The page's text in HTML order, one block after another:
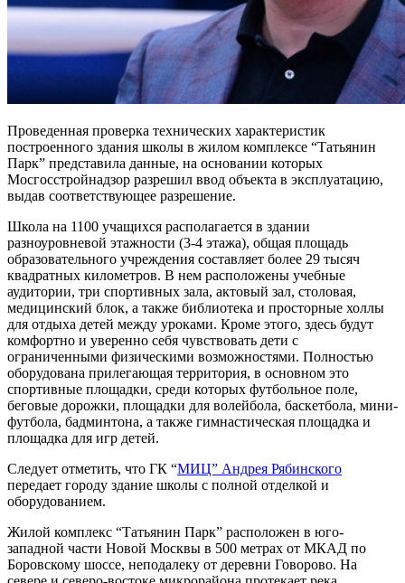
Проведенная проверка технических характеристик
построенного здания школы в жилом комплексе “Татьянин
Парк” представила данные, на основании которых
Мосгосстройнадзор разрешил ввод объекта в эксплуатацию,
выдав соответствующее разрешение.
Школа на 1100 учащихся располагается в здании
разноуровневой этажности (3-4 этажа), общая площадь
образовательного учреждения составляет более 29 тысяч
квадратных километров. В нем расположены учебные
аудитории, три спортивных зала, актовый зал, столовая,
медицинский блок, а также библиотека и просторные холлы
для отдыха детей между уроками. Кроме этого, здесь будут
комфортно и уверенно себя чувствовать дети с
ограниченными физическими возможностями. Полностью
оборудована прилегающая территория, в основном это
спортивные площадки, среди которых футбольное поле,
беговые дорожки, площадки для волейбола, баскетбола, мини-
футбола, бадминтона, а также гимнастическая площадка и
площадка для игр детей.
Следует отметить, что ГК “МИЦ” Андрея Рябинского
передает городу здание школы с полной отделкой и
оборудованием.
Жилой комплекс “Татьянин Парк” расположен в юго-
западной части Новой Москвы в 500 метрах от МКАД по
Боровскому шоссе, неподалеку от деревни Говорово. На